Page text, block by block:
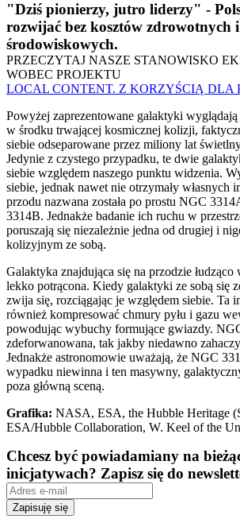
"Dziś pionierzy, jutro liderzy" -
rozwijać bez kosztów zdrowotnych i
środowiskowych.
PRZECZYTAJ NASZE STANOWISKO
WOBEC PROJEKTU
LOCAL CONTENT. Z KORZYŚCIĄ DLA
Powyżej zaprezentowane galaktyki
w środku trwającej kosmicznej kolizji,
siebie odseparowane przez miliony lat
Jedynie z czystego przypadku, te dwie
siebie względem naszego punktu widzenia.
siebie, jednak nawet nie otrzymały własnych
przodu nazwana została po prostu NGC
3314B. Jednakże badanie ich ruchu w
poruszają się niezależnie jedna od drugiej i
kolizyjnym ze sobą.
Galaktyka znajdująca się na przodzie łudząco
lekko potrącona. Kiedy galaktyki ze sobą się
zwija się, rozciągając je względem siebie. Ta
również kompresować chmury pyłu i gazu
powodując wybuchy formujące gwiazdy.
zdeforwanowana, tak jakby niedawno
Jednakże astronomowie uważają, że NGC
wypadku niewinna i ten masywny,
poza główną sceną.
Grafika: NASA, ESA, the Hubble Heritage
ESA/Hubble Collaboration, W. Keel of the
Chcesz być powiadamiany na
inicjatywach? Zapisz się do
Zapisuję się